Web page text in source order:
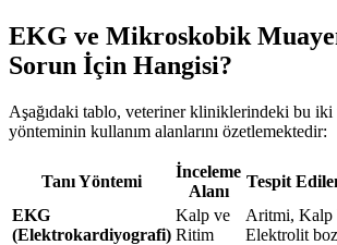
EKG ve Mikroskobik
Sorun İçin Hangisi?
Aşağıdaki tablo, veteriner kliniklerindeki bu iki
yönteminin kullanım alanlarını özetlemektedir:
Tanı Yöntemi
İnceleme
Alanı
Tespit
EKG
(Elektrokardiyografi)
Kalp ve
Ritim
Aritmi, Kalp
Elektrolit